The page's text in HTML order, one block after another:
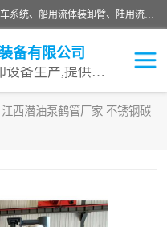
连云港深达石化装备有限公司是从事定量装车系统、船用流体装卸臂、陆用流体装卸臂（鹤管）、活动梯、钢构平台等全系列流体装卸设备的设计、制造、销售以及服务的专业供应商。公司始终以客户为中心，密切跟踪国内外油气储运及装卸设备先进技术的发展，以先进的技术、优质的产品、一流的服务，满足客户需求。
备有限公司
专业从事流体装卸设备生产,提供全面解决方案，生产与定制服务
江西潜油泵鹤管厂家 不锈钢碳
潜油泵鹤管